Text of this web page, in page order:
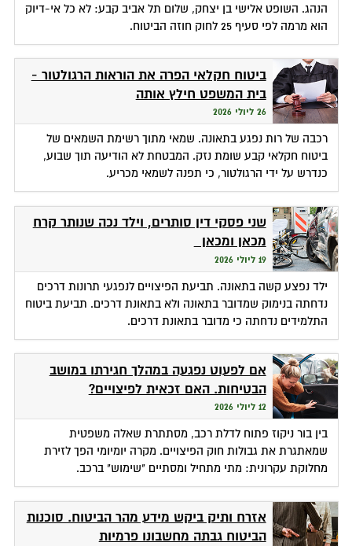
הנהג. השופט אלישי בן יצחק, שלום תל אביב קבע: לא כל אי-דיוק
הוא מרמה לפי סעיף 25 לחוק חוזה הביטוח.
ביטוח חקלאי הפרה את הוראות הרגולטור -
בית המשפט חילץ אותה
26 ליולי 2026
רכבה של רות נפגע בתאונה. שמאי מתוך רשימת השמאים של
ביטוח חקלאי קבע שומת נזק. המבטחת לא הודיעה תוך שבוע,
כנדרש על ידי הרגולטור, כי תפנה לשמאי מכריע.
שני פסקי דין סותרים, וילד נכה שנותר קרח
מכאן ומכאן
19 ליולי 2026
ילד נפצע קשה בתאונה. תביעת הפיצויים לנפגעי תרונות דרכים
נדחתה בנימוק שמדובר בתאונה ולא בתאונת דרכים. תביעת ביטוח
התלמידים נדחתה כי מדובר בתאונת דרכים.
אם לפעוט נפגעה במהלך חגירתו במושב
הבטיחות. האם זכאית לפיצויים?
12 ליולי 2026
בין בור ניקוז פתוח לדלת רכב, מסתתרת שאלה משפטית
שמאתגרת את גבולות חוק הפיצויים. מקרה יומיומי הפך לזירת
מחלוקת עקרונית: מתי מתחיל ומסתיים "שימוש" ברכב.
אזרח ותיק ביקש מידע מהר הביטוח. סוכנות
הביטוח גבתה מחשבונו פרמיות